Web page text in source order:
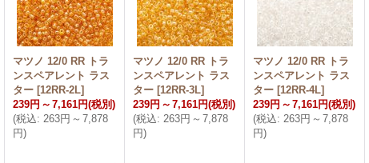
マツノ 12/0 RR トラ
ンスペアレント ラス
ター [12RR-2L]
239円 ～ 7,161円(税別)
(税込: 263円 ～ 7,878
円)
マツノ 12/0 RR トラ
ンスペアレント ラス
ター [12RR-3L]
239円 ～ 7,161円(税別)
(税込: 263円 ～ 7,878
円)
マツノ 12/0 RR トラ
ンスペアレント ラス
ター [12RR-4L]
239円 ～ 7,161円(税別)
(税込: 263円 ～ 7,878
円)